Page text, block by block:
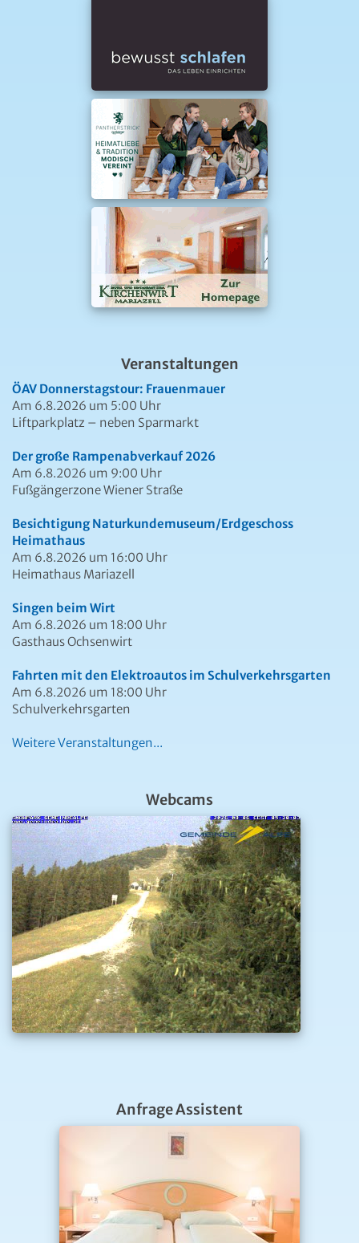
Veranstaltungen
ÖAV Donnerstagstour: Frauenmauer
Am 6.8.2026 um 5:00 Uhr
Liftparkplatz – neben Sparmarkt
Der große Rampenabverkauf 2026
Am 6.8.2026 um 9:00 Uhr
Fußgängerzone Wiener Straße
Besichtigung Naturkundemuseum/Erdgeschoss
Heimathaus
Am 6.8.2026 um 16:00 Uhr
Heimathaus Mariazell
Singen beim Wirt
Am 6.8.2026 um 18:00 Uhr
Gasthaus Ochsenwirt
Fahrten mit den Elektroautos im Schulverkehrsgarten
Am 6.8.2026 um 18:00 Uhr
Schulverkehrsgarten
Weitere Veranstaltungen...
Webcams
Anfrage Assistent